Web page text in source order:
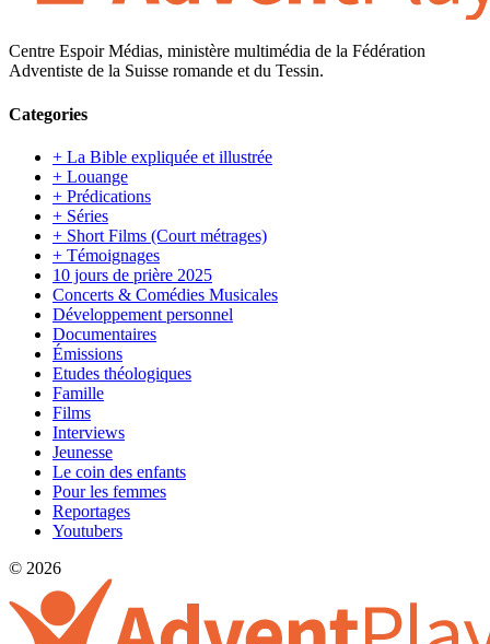
Centre Espoir Médias, ministère multimédia de la Fédération
Adventiste de la Suisse romande et du Tessin.
Categories
+ La Bible expliquée et illustrée
+ Louange
+ Prédications
+ Séries
+ Short Films (Court métrages)
+ Témoignages
10 jours de prière 2025
Concerts & Comédies Musicales
Développement personnel
Documentaires
Émissions
Etudes théologiques
Famille
Films
Interviews
Jeunesse
Le coin des enfants
Pour les femmes
Reportages
Youtubers
© 2026